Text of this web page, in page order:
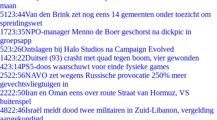
maan
51 23:44Van den Brink zet nog eens 14 gemeenten onder toezicht om
spreidingswet
1723:35NPO-manager Menno de Boer geschorst na dickpic in
groepsapp
523:26Ontslagen bij Halo Studios na Campaign Evolved
1423:22Duitser (93) crasht met quad tegen boom, vier gewonden
423:14PS5-doos waarschuwt voor einde fysieke games
2522:56NAVO zet wegens Russische provocatie 250% meer
gevechtsvliegtuigen in
2222:50Iran en Oman eens over route Straat van Hormuz, VS
buitenspel
4822:46Israël meldt dood twee militairen in Zuid-Libanon, vergelding